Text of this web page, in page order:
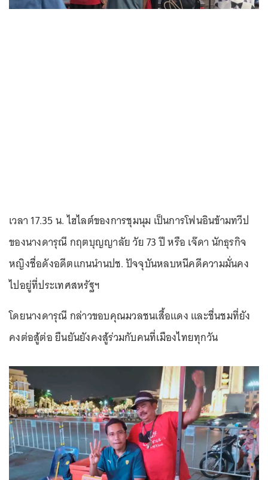
เวลา 17.35 น. ไฮไลต์ของการชุมนุม เป็นการโฟนอินข้ามทวีป
ของนางดารุณี กฤตบุญญาลัย วัย 73 ปี หรือ เจ๊ดา นักธุรกิจ
หญิงชื่อดังอดีตแกนนำนปช. ปัจจุบันหลบหนีคดีความมั่นคง
ไปอยู่ที่ประเทศสหรัฐฯ
โดยนางดารุณี กล่าวขอบคุณมวลชนเสื้อแดง และชื่นชมที่ยัง
คงต่อสู้ต่อ ยืนยันยังคงสู้ร่วมกับคนที่เมืองไทยทุกวัน